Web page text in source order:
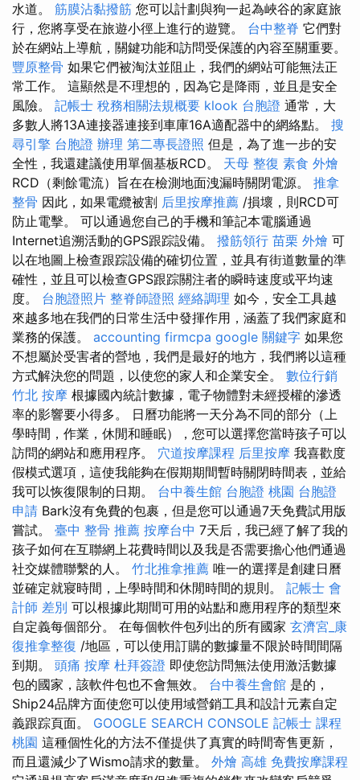
水道。 筋膜沾黏撥筋 您可以計劃與狗一起為峽谷的家庭旅
行，您將享受在旅遊小徑上進行的遊覽。 台中整脊 它們對
於在網站上導航，關鍵功能和訪問受保護的內容至關重要。
豐原整骨 如果它們被淘汰並阻止，我們的網站可能無法正
常工作。 這顯然是不理想的，因為它是降雨，並且是安全
風險。 記帳士 稅務相關法規概要 klook 台胞證 通常，大
多數人將13A連接器連接到車庫16A適配器中的網絡點。 搜
尋引擎 台胞證 辦理 第二專長證照 但是，為了進一步的安
全性，我還建議使用單個基板RCD。 天母 整復 素食 外燴
RCD（剩餘電流）旨在在檢測地面洩漏時關閉電源。 推拿
整骨 因此，如果電纜被割 后里按摩推薦 /損壞，則RCD可
防止電擊。 可以通過您自己的手機和筆記本電腦通過
Internet追溯活動的GPS跟踪設備。 撥筋領行 苗栗 外燴 可
以在地圖上檢查跟踪設備的確切位置，並具有街道數量的準
確性，並且可以檢查GPS跟踪關注者的瞬時速度或平均速
度。 台胞證照片 整脊師證照 經絡調理 如今，安全工具越
來越多地在我們的日常生活中發揮作用，涵蓋了我們家庭和
業務的保護。 accounting firmcpa google 關鍵字 如果您
不想屬於受害者的營地，我們是最好的地方，我們將以這種
方式解決您的問題，以使您的家人和企業安全。 數位行銷
竹北 按摩 根據國內統計數據，電子物體對未經授權的滲透
率的影響要小得多。 日曆功能將一天分為不同的部分（上
學時間，作業，休閒和睡眠），您可以選擇您當時孩子可以
訪問的網站和應用程序。 穴道按摩課程 后里按摩 我喜歡度
假模式選項，這使我能夠在假期期間暫時關閉時間表，並給
我可以恢復限制的日期。 台中養生館 台胞證 桃園 台胞證
申請 Bark沒有免費的包裹，但是您可以通過7天免費試用版
嘗試。 臺中 整骨 推薦 按摩台中 7天后，我已經了解了我的
孩子如何在互聯網上花費時間以及我是否需要擔心他們通過
社交媒體聯繫的人。 竹北推拿推薦 唯一的選擇是創建日曆
並確定就寢時間，上學時間和休閒時間的規則。 記帳士 會
計師 差別 可以根據此期間可用的站點和應用程序的類型來
自定義每個部分。 在每個軟件包列出的所有國家 玄濟宮_康
復推拿整復 /地區，可以使用訂購的數據量不限於時間間隔
到期。 頭痛 按摩 杜拜簽證 即使您訪問無法使用激活數據
包的國家，該軟件包也不會無效。 台中養生會館 是的，
Ship24品牌方面使您可以使用域營銷工具和設計元素自定
義跟踪頁面。 GOOGLE SEARCH CONSOLE 記帳士 課程
桃園 這種個性化的方法不僅提供了真實的時間寄售更新，
而且還減少了Wismo請求的數量。 外燴 高雄 免費按摩課程